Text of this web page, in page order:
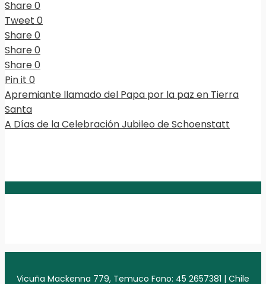
Share0
Tweet 0
Share0
Share0
Share0
Pin it 0
Apremiante llamado del Papa por la paz en Tierra
Santa
A Días de la Celebración Jubileo de Schoenstatt
Vicuña Mackenna 779, Temuco Fono: 45 2657381 | Chile